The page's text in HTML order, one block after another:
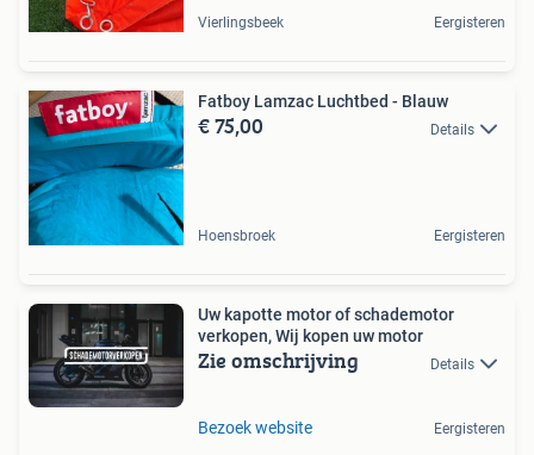
Vierlingsbeek Eergisteren
Fatboy Lamzac Luchtbed - Blauw
€ 75,00 Details
Hoensbroek Eergisteren
Uw kapotte motor of schademotor
verkopen, Wij kopen uw motor
Zie omschrijving Details
Bezoek website Eergisteren